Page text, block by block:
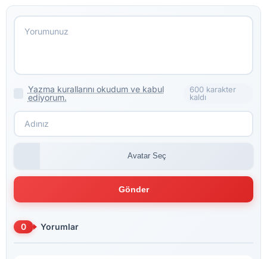
Yazma kurallarını okudum ve kabul
ediyorum.
600 karakter
kaldı
Avatar Seç
Gönder
0 Yorumlar